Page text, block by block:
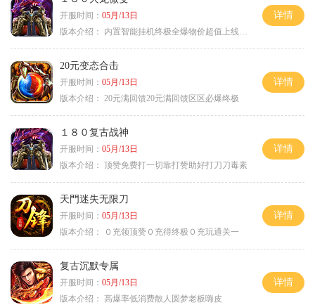
开服时间： 05月/13日
版本介绍：
内置智能挂机终极全爆物价超值上线送神器
详情
20元变态合击
开服时间： 05月/13日
版本介绍： 20元满回馈20元满回馈区区必爆终极
详情
１８０复古战神
开服时间： 05月/13日
版本介绍： 顶赞免费打一切靠打赞助好打刀刀毒素
详情
天門迷失无限刀
开服时间： 05月/13日
版本介绍：
０充领顶赞０充得终极０充玩通关一
详情
复古沉默专属
开服时间： 05月/13日
版本介绍： 高爆率低消费散人圆梦老板嗨皮
详情